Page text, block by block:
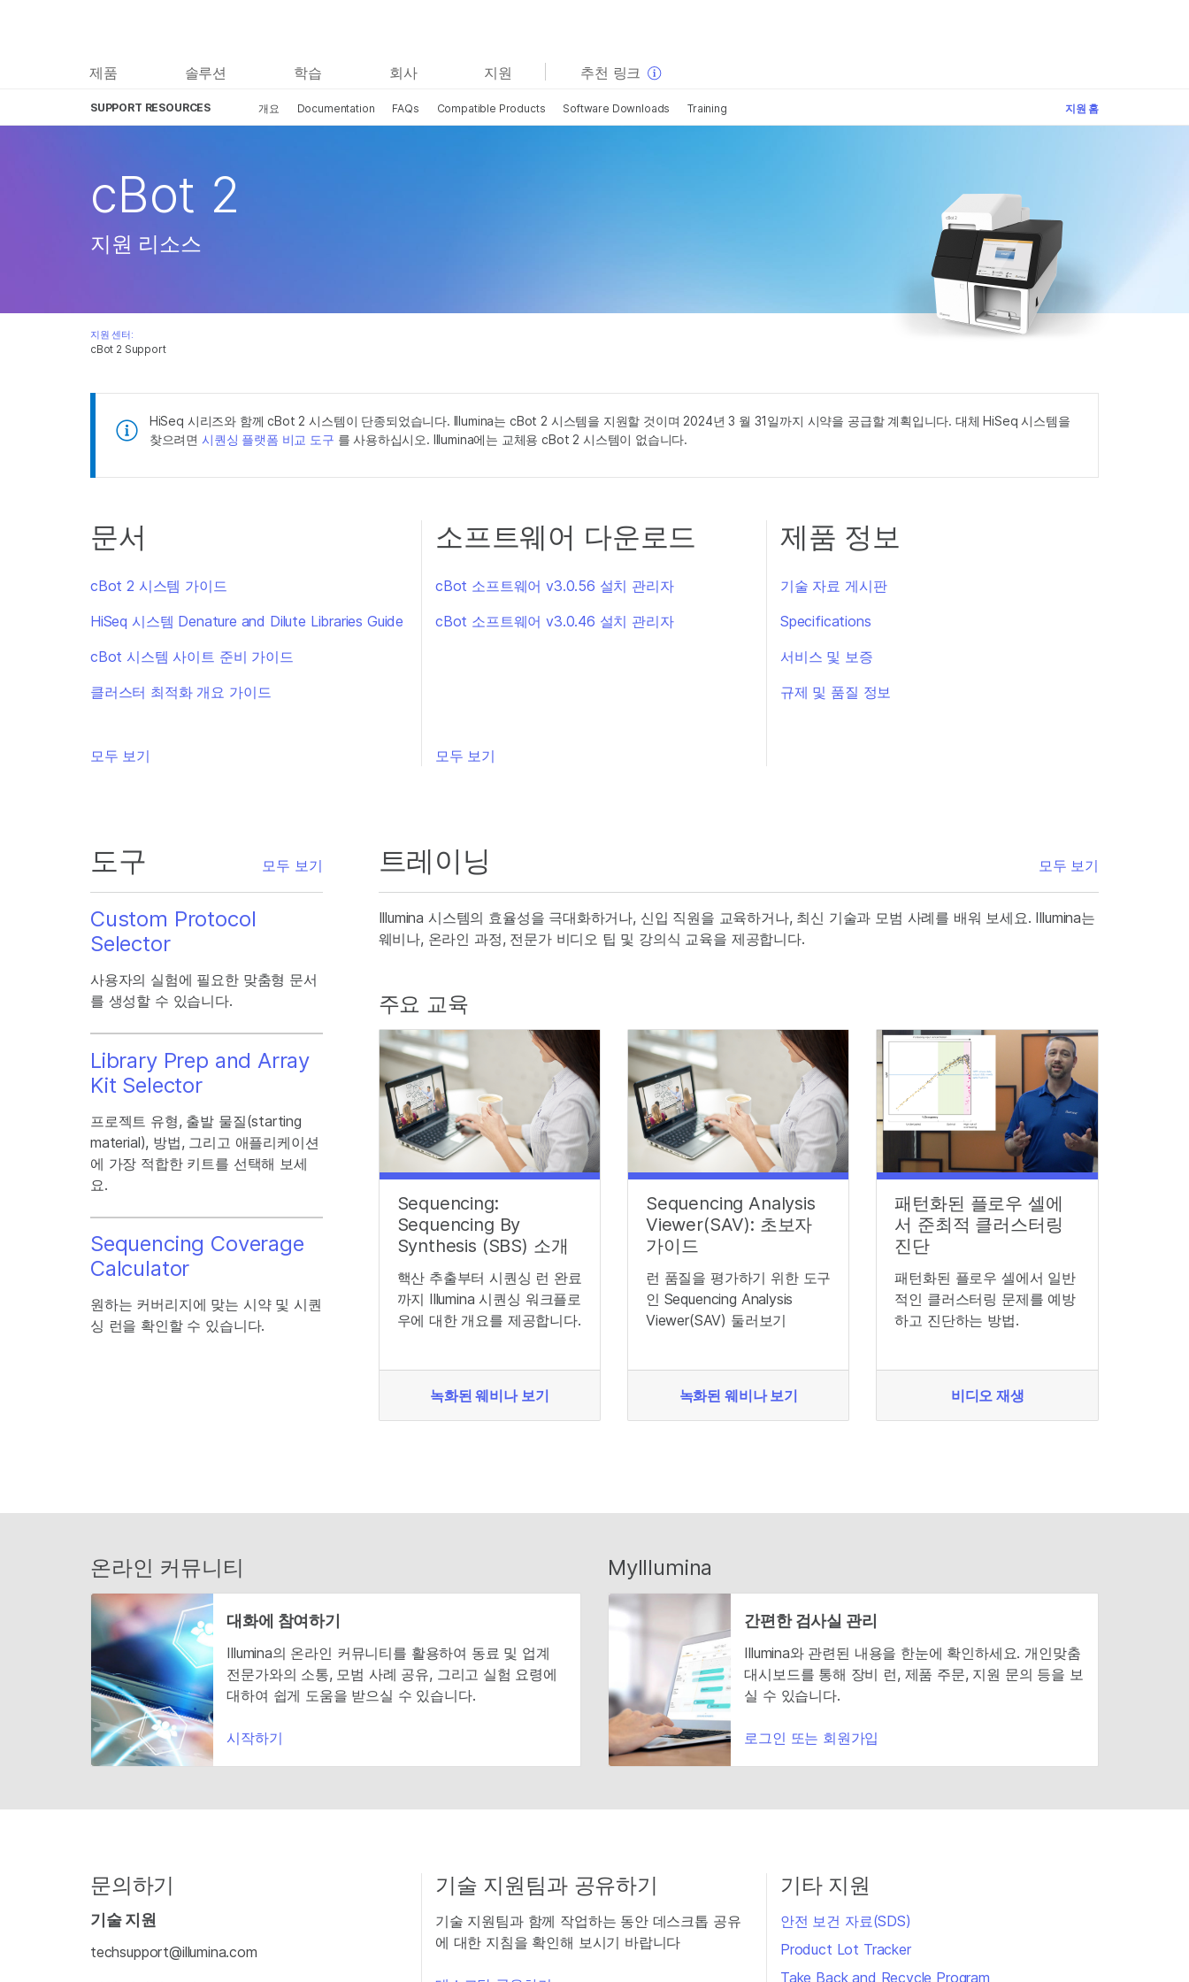
제품 솔루션 학습 회사 지원 추천 링크
SUPPORT RESOURCES 개요 Documentation FAQs Compatible Products Software Downloads Training 지원 홈
cBot 2 Support
cBot 2
지원 리소스
지원 센터:
HiSeq 시리즈와 함께 cBot 2 시스템이 단종되었습니다. Illumina는 cBot 2 시스템을 지원할 것이며 2024년 3 월 31일까지 시약을 공급할 계획입니다. 대체 HiSeq 시스템을
찾으려면 시퀀싱 플랫폼 비교 도구 를 사용하십시오. Illumina에는 교체용 cBot 2 시스템이 없습니다.
문서
cBot 2 시스템 가이드
HiSeq 시스템 Denature and Dilute Libraries Guide
cBot 시스템 사이트 준비 가이드
클러스터 최적화 개요 가이드
모두 보기
소프트웨어 다운로드
cBot 소프트웨어 v3.0.56 설치 관리자
cBot 소프트웨어 v3.0.46 설치 관리자
모두 보기
제품 정보
기술 자료 게시판
Specifications
서비스 및 보증
규제 및 품질 정보
도구 모두 보기
Custom Protocol
Selector
사용자의 실험에 필요한 맞춤형 문서
를 생성할 수 있습니다.
Library Prep and Array
Kit Selector
프로젝트 유형, 출발 물질(starting
material), 방법, 그리고 애플리케이션
에 가장 적합한 키트를 선택해 보세
요.
Sequencing Coverage
Calculator
원하는 커버리지에 맞는 시약 및 시퀀
싱 런을 확인할 수 있습니다.
트레이닝 모두 보기
Illumina 시스템의 효율성을 극대화하거나, 신입 직원을 교육하거나, 최신 기술과 모범 사례를 배워 보세요. Illumina는
웨비나, 온라인 과정, 전문가 비디오 팁 및 강의식 교육을 제공합니다.
주요 교육
Sequencing:
Sequencing By
Synthesis (SBS) 소개
핵산 추출부터 시퀀싱 런 완료
까지 Illumina 시퀀싱 워크플로
우에 대한 개요를 제공합니다.
녹화된 웨비나 보기
Sequencing Analysis
Viewer(SAV): 초보자
가이드
런 품질을 평가하기 위한 도구
인 Sequencing Analysis
Viewer(SAV) 둘러보기
녹화된 웨비나 보기
패턴화된 플로우 셀에
서 준최적 클러스터링
진단
패턴화된 플로우 셀에서 일반
적인 클러스터링 문제를 예방
하고 진단하는 방법.
비디오 재생
온라인 커뮤니티
대화에 참여하기
Illumina의 온라인 커뮤니티를 활용하여 동료 및 업계
전문가와의 소통, 모범 사례 공유, 그리고 실험 요령에
대하여 쉽게 도움을 받으실 수 있습니다.
시작하기
MyIllumina
간편한 검사실 관리
Illumina와 관련된 내용을 한눈에 확인하세요. 개인맞춤
대시보드를 통해 장비 런, 제품 주문, 지원 문의 등을 보
실 수 있습니다.
로그인 또는 회원가입
문의하기
기술 지원
techsupport@illumina.com
기술 지원팀과 공유하기
기술 지원팀과 함께 작업하는 동안 데스크톱 공유
에 대한 지침을 확인해 보시기 바랍니다
기타 지원
안전 보건 자료(SDS)
Product Lot Tracker
Take Back and Recycle Program
보다 관련성이 높은 콘텐츠를 확인하실 수 있습니다. 주요
관심 분야를 선택해 주세요:
암 연구
임상 종양학 연구